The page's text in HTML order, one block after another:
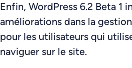
Enfin, WordPress 6.2 Beta 1
améliorations dans la
pour les utilisateurs qui
naviguer sur le site.